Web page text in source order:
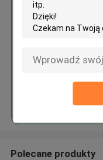
Polecane produkty